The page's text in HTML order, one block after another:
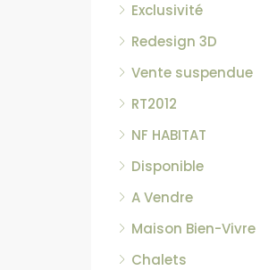
Exclusivité
Redesign 3D
Vente suspendue
RT2012
NF HABITAT
Disponible
A Vendre
Maison Bien-Vivre
Chalets